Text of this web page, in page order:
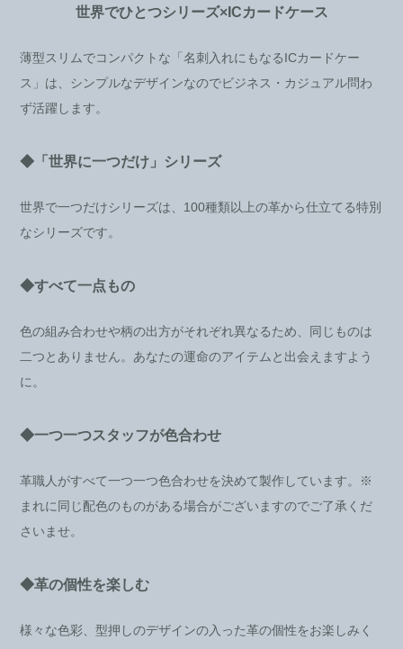
世界でひとつシリーズ×ICカードケース
薄型スリムでコンパクトな「名刺入れにもなるICカードケー
ス」は、シンプルなデザインなのでビジネス・カジュアル問わ
ず活躍します。
◆「世界に一つだけ」シリーズ
世界で一つだけシリーズは、100種類以上の革から仕立てる特別
なシリーズです。
◆すべて一点もの
色の組み合わせや柄の出方がそれぞれ異なるため、同じものは
二つとありません。あなたの運命のアイテムと出会えますよう
に。
◆一つ一つスタッフが色合わせ
革職人がすべて一つ一つ色合わせを決めて製作しています。※
まれに同じ配色のものがある場合がございますのでご了承くだ
さいませ。
◆革の個性を楽しむ
様々な色彩、型押しのデザインの入った革の個性をお楽しみく